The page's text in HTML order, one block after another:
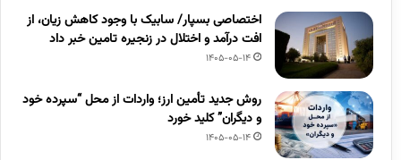
اختصاصی بسپار/ سابیک با وجود کاهش زیان، از
افت درآمد و اختلال در زنجیره تامین خبر داد
1405-05-14
روش جدید تأمین ارز؛ واردات از محل “سپرده خود
و دیگران” کلید خورد
1405-05-14